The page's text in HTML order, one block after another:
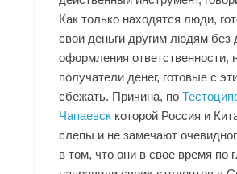
Как только находятся люди,
свои деньги другим людям без
оформления ответственности,
получатели денег, готовые с
сбежать. Причина, по
Чапаевск которой Россия и
слепы и не замечают
в том, что они в свое время по